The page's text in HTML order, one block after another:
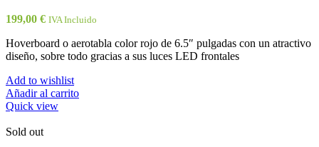
199,00 € IVA Incluido
Hoverboard o aerotabla color rojo de 6.5″ pulgadas con un atractivo
diseño, sobre todo gracias a sus luces LED frontales
Add to wishlist
Añadir al carrito
Quick view
Sold out